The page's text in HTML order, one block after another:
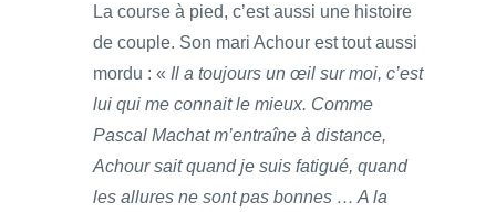
La course à pied, c’est aussi une histoire
de couple. Son mari Achour est tout aussi
mordu : « Il a toujours un œil sur moi, c’est
lui qui me connait le mieux. Comme
Pascal Machat m’entraîne à distance,
Achour sait quand je suis fatigué, quand
les allures ne sont pas bonnes … A la